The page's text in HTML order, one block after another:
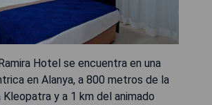
Hotel se encuentra en una
en Alanya, a 800 metros de la
y a 1 km del animado